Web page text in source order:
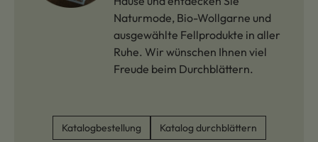
Naturmode, Bio-Wollgarne und
ausgewählte Fellprodukte in aller
Ruhe. Wir wünschen Ihnen viel
Freude beim Durchblättern.
Katalogbestellung Katalog durchblättern